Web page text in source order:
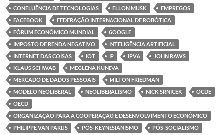
CONFLUÊNCIA DE TECNOLOGIAS
ELLON MUSK
EMPREGOS
FACEBOOK
FEDERAÇÃO INTERNACIONAL DE ROBÓTICA
FÓRUM ECONÔMICO MUNDIAL
GOOGLE
IMPOSTO DE RENDA NEGATIVO
INTELIGÊNCIA ARTIFICIAL
INTERNET DAS COISAS
IOT IP IPV6
JOHN RAWS
KLAUS SCHWAB
MEGLENA KUNEVA
MERCADO DE DADOS PESSOAIS
MILTON FRIEDMAN
MODELO NEOLIBERAL
NEOLIBERALISMO NICK SRNICEK
OCDE
OECD
ORGANIZAÇÃO PARA A COOPERAÇÃO E DESENVOLVIMENTO ECONÔMICO
PHILIPPE VAN PARIJS
PÓS-KEYNESIANISMO
PÓS-SOCIALISMO